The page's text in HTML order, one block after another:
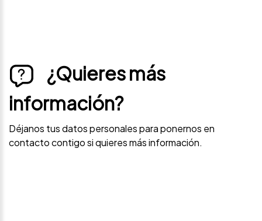
¿Quieres más
información?
Déjanos tus datos personales para ponernos en
contacto contigo si quieres más información.